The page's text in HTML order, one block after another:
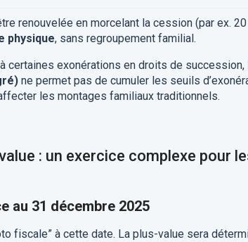
renouvelée en morcelant la cession (par ex.
physique, sans regroupement familial.
certaines exonérations en droits de succession,
ne permet pas de cumuler les seuils
les montages familiaux traditionnels.
: un exercice complexe pour
au 31 décembre 2025
fiscale” à cette date. La plus-value sera